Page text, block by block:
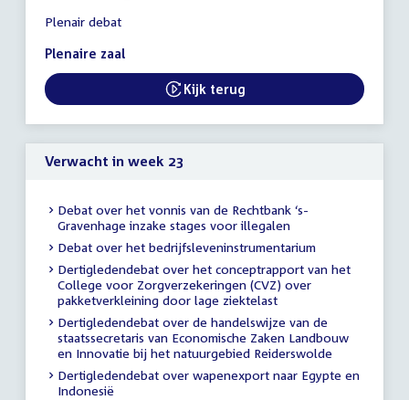
vergadering
20:00
23:59
uur
Plenair debat
Plenaire zaal
External link:
Kijk terug
Verwacht in week 23
Debat over het vonnis van de Rechtbank ‘s-
Gravenhage inzake stages voor illegalen
Debat over het bedrijfsleveninstrumentarium
Dertigledendebat over het conceptrapport van het
College voor Zorgverzekeringen (CVZ) over
pakketverkleining door lage ziektelast
Dertigledendebat over de handelswijze van de
staatssecretaris van Economische Zaken Landbouw
en Innovatie bij het natuurgebied Reiderswolde
Dertigledendebat over wapenexport naar Egypte en
Indonesië